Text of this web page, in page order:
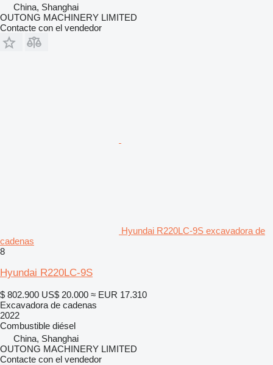
China, Shanghai
OUTONG MACHINERY LIMITED
Contacte con el vendedor
Hyundai R220LC-9S excavadora de
cadenas
8
Hyundai R220LC-9S
$ 802.900 US$ 20.000 ≈ EUR 17.310
Excavadora de cadenas
2022
Combustible diésel
China, Shanghai
OUTONG MACHINERY LIMITED
Contacte con el vendedor